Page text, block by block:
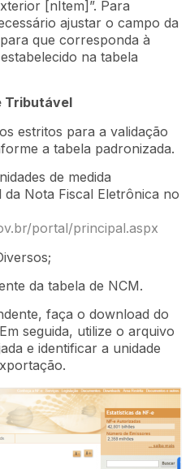
[nItem]”. Para
ajustar o campo da
que corresponda à
na tabela
Tributável
estritos para a validação
a tabela padronizada.
de medida
Nota Fiscal Eletrônica no
portal/principal.aspx
da tabela de NCM.
faça o download do
seguida, utilize o arquivo
e identificar a unidade